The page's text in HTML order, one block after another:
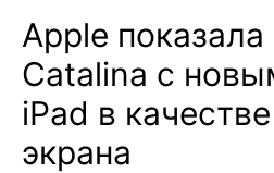
Apple показала
Catalina с
iPad в
экрана